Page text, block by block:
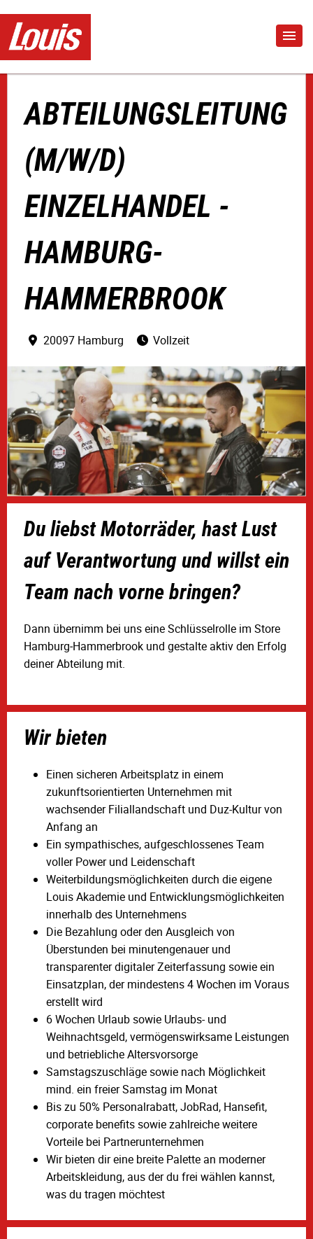
ABTEILUNGSLEITUNG
(M/W/D)
EINZELHANDEL -
HAMBURG-
HAMMERBROOK
20097 Hamburg Vollzeit
Du liebst Motorräder, hast Lust
auf Verantwortung und willst ein
Team nach vorne bringen?
Dann übernimm bei uns eine Schlüsselrolle im Store
Hamburg‑Hammerbrook und gestalte aktiv den Erfolg
deiner Abteilung mit.
Wir bieten
Einen sicheren Arbeitsplatz in einem
zukunftsorientierten Unternehmen mit
wachsender Filiallandschaft und Duz-Kultur von
Anfang an
Ein sympathisches, aufgeschlossenes Team
voller Power und Leidenschaft
Weiterbildungsmöglichkeiten durch die eigene
Louis Akademie und Entwicklungsmöglichkeiten
innerhalb des Unternehmens
Die Bezahlung oder den Ausgleich von
Überstunden bei minutengenauer und
transparenter digitaler Zeiterfassung sowie ein
Einsatzplan, der mindestens 4 Wochen im Voraus
erstellt wird
6 Wochen Urlaub sowie Urlaubs- und
Weihnachtsgeld, vermögenswirksame Leistungen
und betriebliche Altersvorsorge
Samstagszuschläge sowie nach Möglichkeit
mind. ein freier Samstag im Monat
Bis zu 50% Personalrabatt, JobRad, Hansefit,
corporate benefits sowie zahlreiche weitere
Vorteile bei Partnerunternehmen
Wir bieten dir eine breite Palette an moderner
Arbeitskleidung, aus der du frei wählen kannst,
was du tragen möchtest